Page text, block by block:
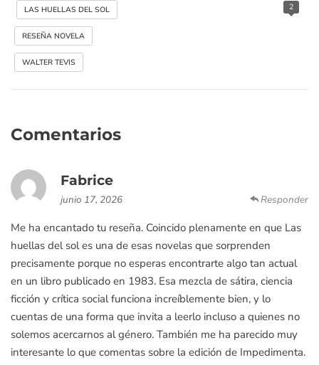
2
LAS HUELLAS DEL SOL
RESEÑA NOVELA
WALTER TEVIS
Comentarios
Fabrice
junio 17, 2026 Responder
Me ha encantado tu reseña. Coincido plenamente en que Las
huellas del sol es una de esas novelas que sorprenden
precisamente porque no esperas encontrarte algo tan actual
en un libro publicado en 1983. Esa mezcla de sátira, ciencia
ficción y crítica social funciona increíblemente bien, y lo
cuentas de una forma que invita a leerlo incluso a quienes no
solemos acercarnos al género. También me ha parecido muy
interesante lo que comentas sobre la edición de Impedimenta.